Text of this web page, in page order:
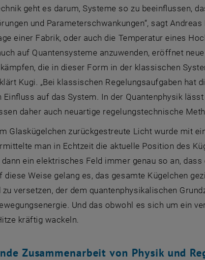
geht es darum, Systeme so zu beeinflussen,
und Parameterschwankungen“, sagt
einer Fabrik, oder auch die Temperatur eines
auf Quantensysteme anzuwenden, eröffnet
die in dieser Form in der klassischen
Kugi. „Bei klassischen Regelungsaufgaben hat
Einfluss auf das System. In der Quantenphysik
daher auch neuartige regelungstechnische
Glaskügelchen zurückgestreute Licht wurde mit
man in Echtzeit die aktuelle Position des
ein elektrisches Feld immer genau so an,
diese Weise gelang es, das gesamte Kügelchen
zu versetzen, der dem quantenphysikalischen
Und das obwohl es sich um ein
kräftig wackeln.
Zusammenarbeit von Physik und